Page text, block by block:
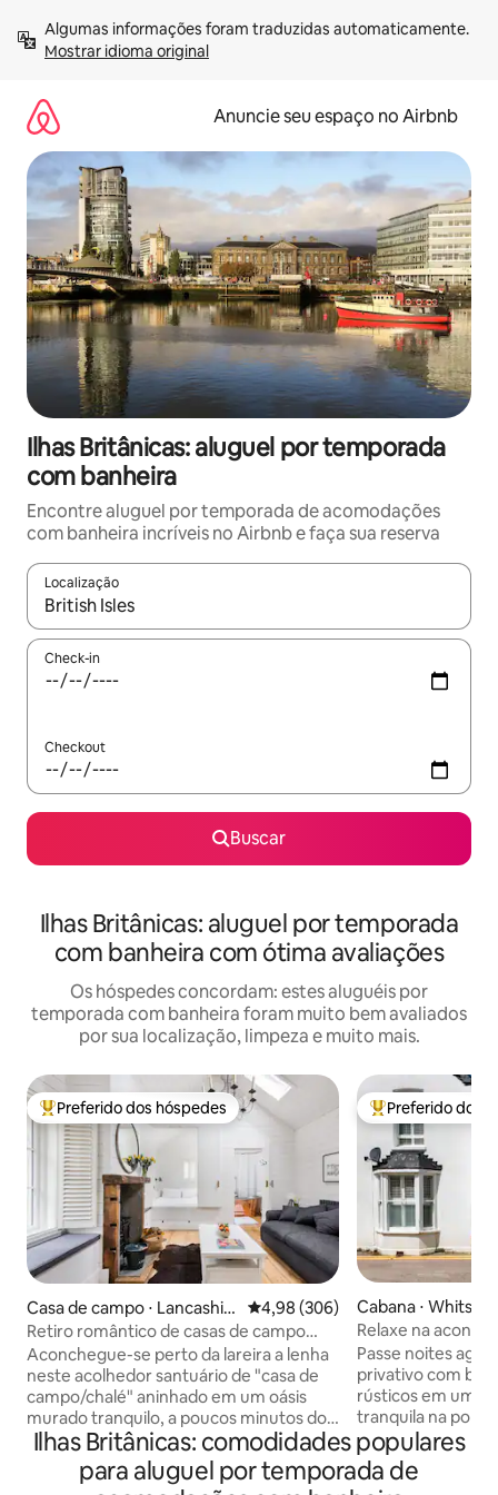
para
Mostrar idioma original
Anuncie seu espaço no Airbnb
Ilhas Britânicas: aluguel por temporada
com banheira
Encontre aluguel por temporada de acomodações
com banheira incríveis no Airbnb e faça sua reserva
Localização
Quando os resultados estiverem disponíveis, explore-os
Check-in
Checkout
Buscar
Ilhas Britânicas: aluguel por temporada
com banheira com ótima avaliações
Os hóspedes concordam: estes aluguéis por
temporada com banheira foram muito bem avaliados
por sua localização, limpeza e muito mais.
Entre os melhores preferidos dos hóspedes
Preferido dos hóspedes
Casa de campo ⋅ Lancashir
e
4,98 de uma avaliação média de
4,98 (306)
Retiro romântico de casas de campo
perto do Castelo de Lancaster
Aconchegue-se perto da lareira a lenha
neste acolhedor santuário de "casa de
campo/chalé" aninhado em um oásis
murado tranquilo, a poucos minutos do
centro da cidade de Lancaster. É
incrivelmente leve e arejado por dentro,
graças a painéis brancos e claraboias.
Entre os
Preferido dos
Cabana ⋅
Relaxe na
Cottage à beira-
Passe noites
privativo com
rústicos em uma
tranquila na
Decoração
costeiros sutis se
características
Ilhas Britânicas: comodidades populares
para aluguel por temporada de